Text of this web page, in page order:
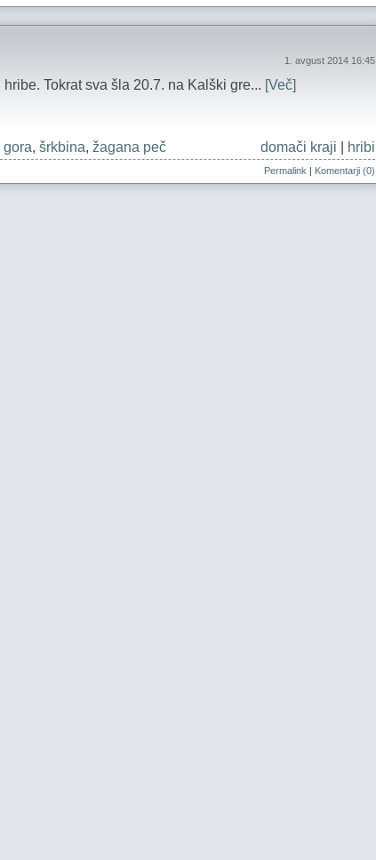
1. avgust 2014 16:45
Tokrat sva šla 20.7. na Kalški gre... [Več]
gora, šrkbina, žagana peč domači kraji hribi
Permalink | Komentarji (0)